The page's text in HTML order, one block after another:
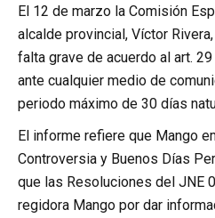
El 12 de marzo la Comisión
alcalde provincial, Víctor
falta grave de acuerdo al art.
ante cualquier medio de
periodo máximo de 30 días
El informe refiere que Mango
Controversia y Buenos Días
que las Resoluciones del JNE
regidora Mango por dar